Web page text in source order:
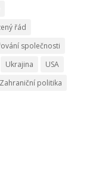
řád
společnosti
Ukrajina
USA
Zahraniční politika